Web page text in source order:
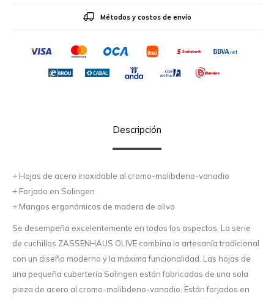
Métodos y costos de envío
Descripción
+ Hojas de acero inoxidable al cromo-molibdeno-vanadio
+ Forjado en Solingen
+ Mangos ergonómicos de madera de olivo
Se desempeña excelentemente en todos los aspectos. La serie
de cuchillos ZASSENHAUS OLIVE combina la artesanía tradicional
con un diseño moderno y la máxima funcionalidad. Las hojas de
una pequeña cubertería Solingen están fabricadas de una sola
pieza de acero al cromo-molibdeno-vanadio. Están forjados en